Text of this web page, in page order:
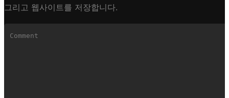
그리고 웹사이트를 저장합니다.